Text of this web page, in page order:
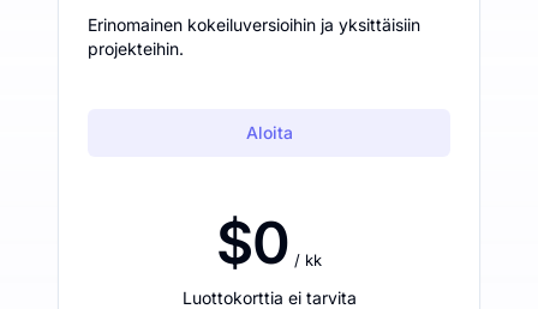
Erinomainen kokeiluversioihin ja yksittäisiin
projekteihin.
Aloita
$0 / kk
Luottokorttia ei tarvita